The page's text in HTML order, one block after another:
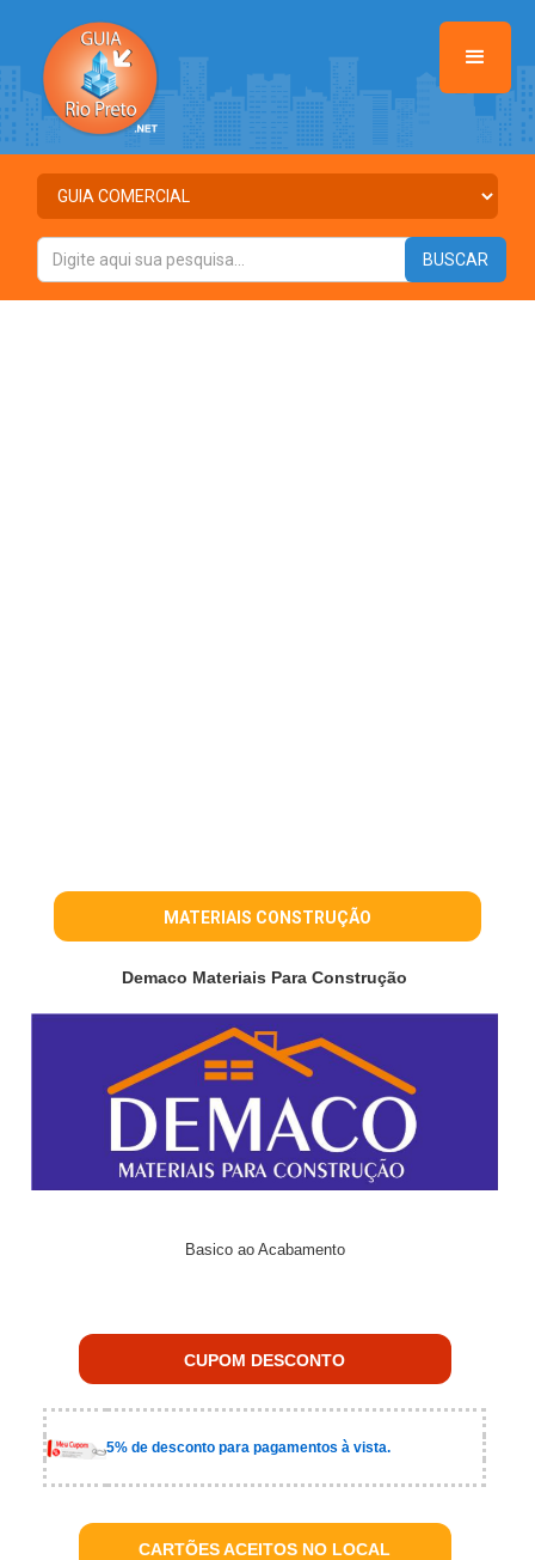
MATERIAIS CONSTRUÇÃO
Demaco Materiais Para Construção
Basico ao Acabamento
CUPOM DESCONTO
5% de desconto para pagamentos à vista.
CARTÕES ACEITOS NO LOCAL